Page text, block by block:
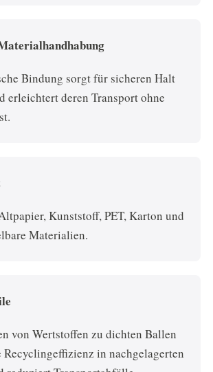
Bindung sorgt für sicheren Halt
erleichtert deren Transport ohne
Kunststoff, PET, Karton und
Materialien.
von Wertstoffen zu dichten Ballen
Recyclingeffizienz in nachgelagerten